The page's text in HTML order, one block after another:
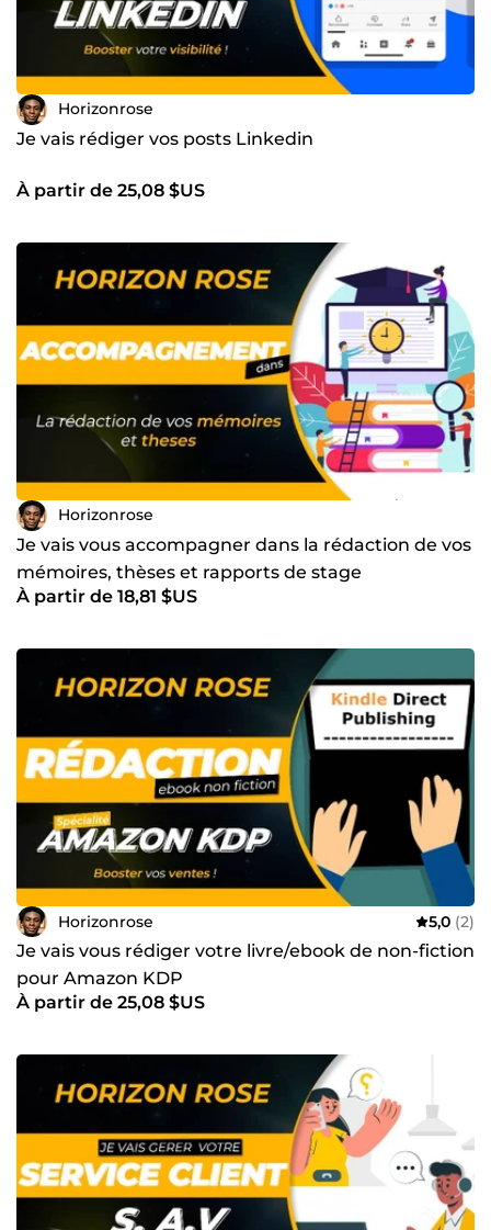
Horizonrose
Je vais rédiger vos posts Linkedin
À partir de 25,08 $US
Horizonrose
Je vais vous accompagner dans la rédaction de vos
mémoires, thèses et rapports de stage
À partir de 18,81 $US
Horizonrose 5,0 (2)
Je vais vous rédiger votre livre/ebook de non-fiction
pour Amazon KDP
À partir de 25,08 $US